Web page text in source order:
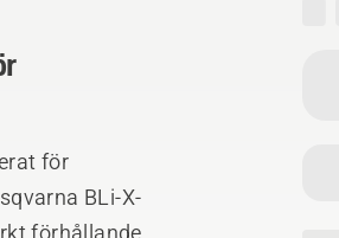
för
BLi-X-